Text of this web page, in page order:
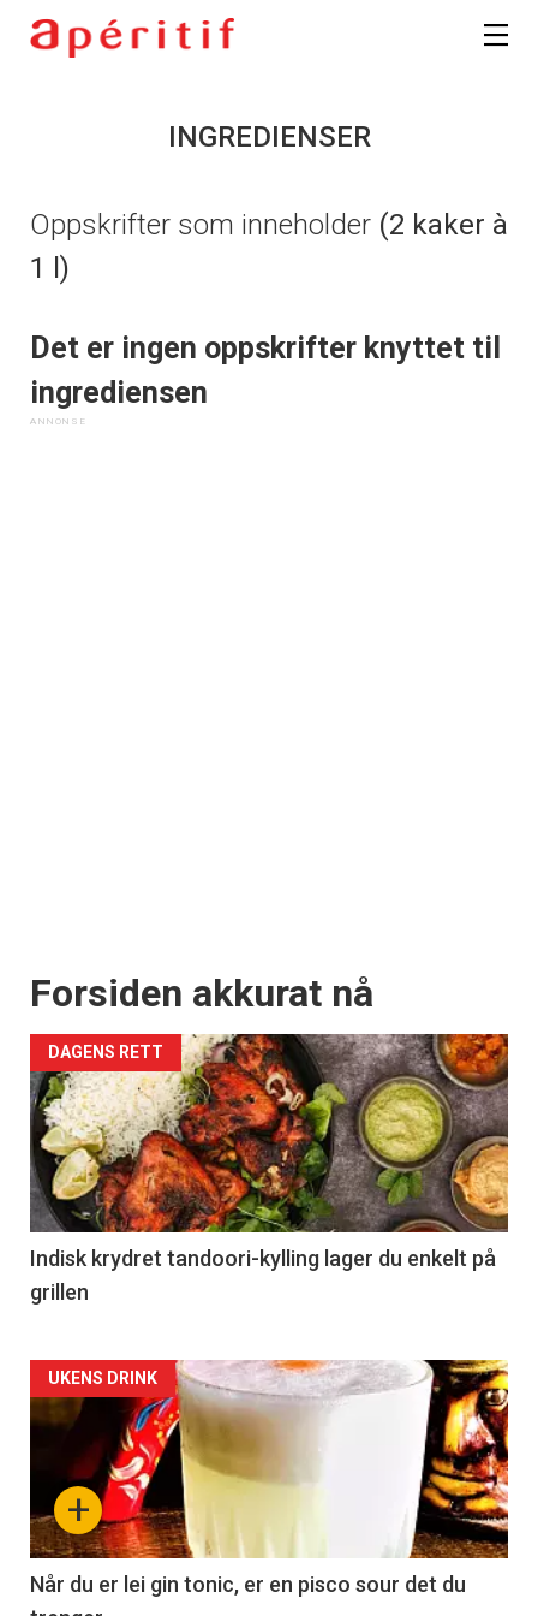
INGREDIENSER
Oppskrifter som inneholder (2 kaker à
1 l)
Det er ingen oppskrifter knyttet til
ingrediensen
Forsiden akkurat nå
DAGENS RETT
Indisk krydret tandoori-kylling lager du enkelt på
grillen
Forsiden
akkurat
nå
-
2
+
UKENS DRINK
Når du er lei gin tonic, er en pisco sour det du